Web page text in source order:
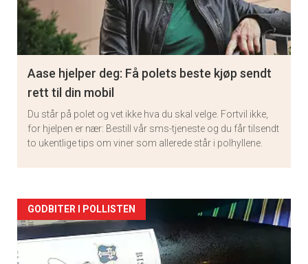
Aase hjelper deg: Få polets beste kjøp sendt
rett til din mobil
Du står på polet og vet ikke hva du skal velge. Fortvil ikke,
for hjelpen er nær: Bestill vår sms-tjeneste og du får tilsendt
to ukentlige tips om viner som allerede står i polhyllene.
Artikler
detail
GODBITER I POLLISTEN